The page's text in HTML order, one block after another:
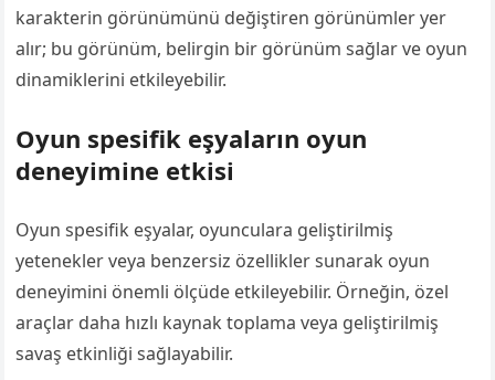
karakterin görünümünü değiştiren görünümler yer
alır; bu görünüm, belirgin bir görünüm sağlar ve oyun
dinamiklerini etkileyebilir.
Oyun spesifik eşyaların oyun
deneyimine etkisi
Oyun spesifik eşyalar, oyunculara geliştirilmiş
yetenekler veya benzersiz özellikler sunarak oyun
deneyimini önemli ölçüde etkileyebilir. Örneğin, özel
araçlar daha hızlı kaynak toplama veya geliştirilmiş
savaş etkinliği sağlayabilir.